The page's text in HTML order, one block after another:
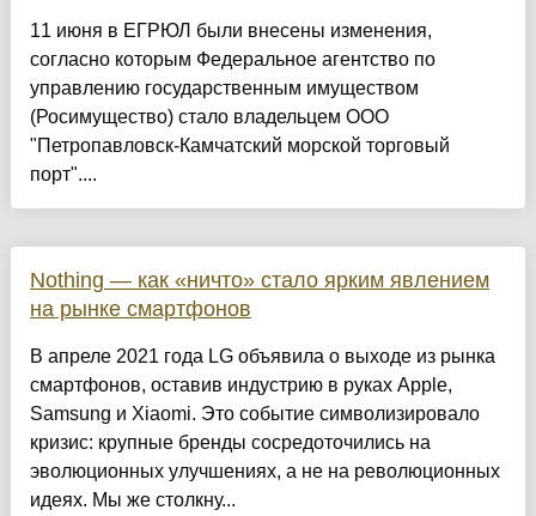
11 июня в ЕГРЮЛ были внесены изменения,
согласно которым Федеральное агентство по
управлению государственным имуществом
(Росимущество) стало владельцем ООО
"Петропавловск-Камчатский морской торговый
порт"....
Nothing — как «ничто» стало ярким явлением
на рынке смартфонов
В апреле 2021 года LG объявила о выходе из рынка
смартфонов, оставив индустрию в руках Apple,
Samsung и Xiaomi. Это событие символизировало
кризис: крупные бренды сосредоточились на
эволюционных улучшениях, а не на революционных
идеях. Мы же столкну...